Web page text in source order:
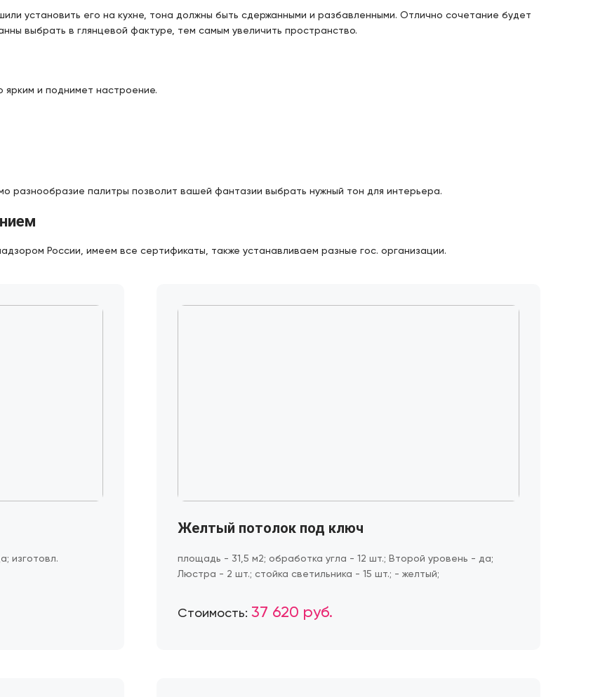
установить его на кухне, тона должны быть сдержанными и разбавленными. Отлично сочетание будет
выбрать в глянцевой фактуре, тем самым увеличить пространство.
и поднимет настроение.
разнообразие палитры позволит вашей фантазии выбрать нужный тон для интерьера.
России, имеем все сертификаты, также устанавливаем разные гос. организации.
изготовл.
Желтый потолок под ключ
площадь - 31,5 м2; обработка угла - 12 шт.; Второй уровень - да;
Люстра - 2 шт.; стойка светильника - 15 шт.; - желтый;
Стоимость: 37 620 руб.